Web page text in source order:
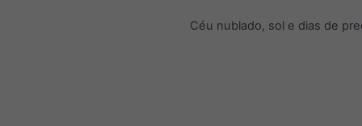
Céu nublado, sol e dias de